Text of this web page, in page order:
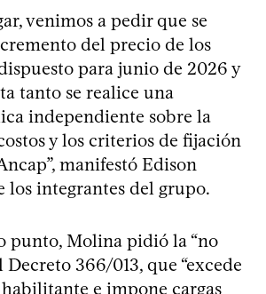
venimos a pedir que se
del precio de los
para junio de 2026 y
tanto se realice una
independiente sobre la
y los criterios de fijación
manifestó Edison
los integrantes del grupo.
punto, Molina pidió la “no
366/013, que “excede
e impone cargas